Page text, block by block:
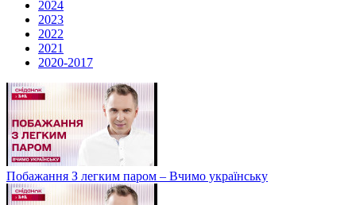
2024
2023
2022
2021
2020-2017
Побажання З легким паром – Вчимо українську